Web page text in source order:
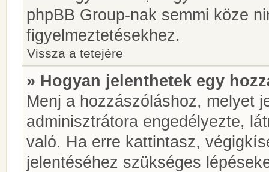
phpBB Group-nak semmi köze
figyelmeztetésekhez.
Vissza a tetejére
» Hogyan jelenthetek egy
Menj a hozzászóláshoz, melyet
adminisztrátora engedélyezte,
való. Ha erre kattintasz,
jelentéséhez szükséges